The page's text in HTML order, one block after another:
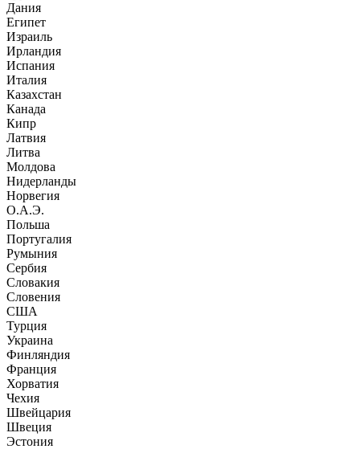
Дания
Египет
Израиль
Ирландия
Испания
Италия
Казахстан
Канада
Кипр
Латвия
Литва
Молдова
Нидерланды
Норвегия
О.А.Э.
Польша
Португалия
Румыния
Сербия
Словакия
Словения
США
Турция
Украина
Финляндия
Франция
Хорватия
Чехия
Швейцария
Швеция
Эстония